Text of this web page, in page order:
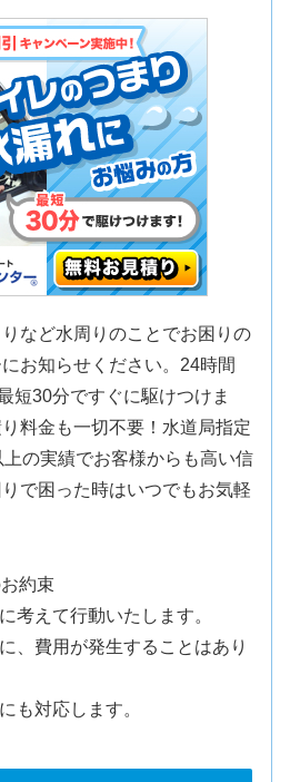
など水周りのことでお困りの
お知らせください。24時間
短30分ですぐに駆けつけま
料金も一切不要！水道局指定
の実績でお客様からも高い信
で困った時はいつでもお気軽
約束
考えて行動いたします。
、費用が発生することはあり
も対応します。